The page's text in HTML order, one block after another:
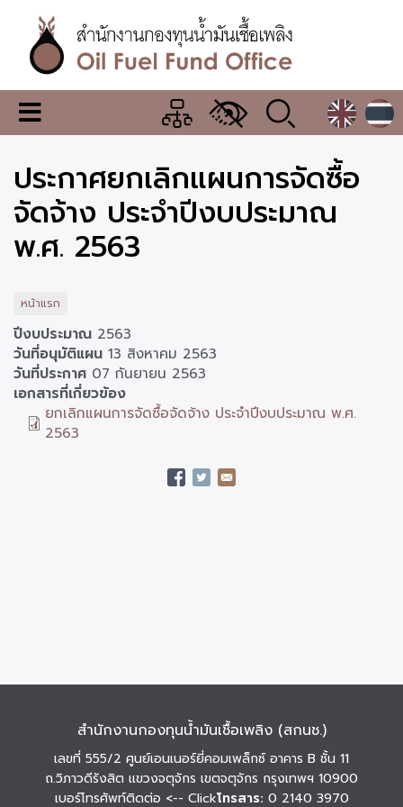
เนื้อหา
หลักสำนักงาน
กองทุน
น้ำมัน
เชื้อ
เพลิง
เมนู
เปลี่ยน
แสดง
ผล
ประกาศยกเลิกแผนการจัดซื้อ
จัดจ้าง ประจำปีงบประมาณ
พ.ศ. 2563
หน้าแรก
ปีงบประมาณ 2563
วันที่อนุมัติแผน 13 สิงหาคม 2563
วันที่ประกาศ 07 กันยายน 2563
เอกสารที่เกี่ยวข้อง
ยกเลิกแผนการจัดซื้อจัดจ้าง ประจำปีงบประมาณ พ.ศ.
2563
สำนักงานกองทุนน้ำมันเชื้อเพลิง (สกนช.)
เลขที่ 555/2 ศูนย์เอนเนอร์ยี่คอมเพล็กซ์ อาคาร B ชั้น 11
ถ.วิภาวดีรังสิต แขวงจตุจักร เขตจตุจักร กรุงเทพฯ 10900
เบอร์โทรศัพท์ติดต่อ <-- Clickโทรสาร: 0 2140 3970